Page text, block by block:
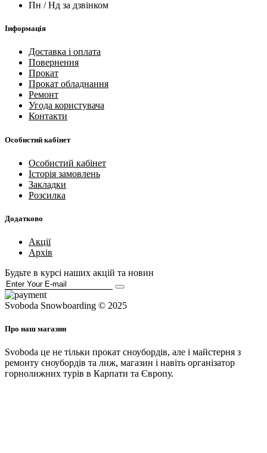
Пн / Нд за дзвінком
Інформація
Доставка і оплата
Повернення
Прокат
Прокат обладнання
Ремонт
Угода користувача
Контакти
Особистий кабінет
Особистий кабінет
Історія замовлень
Закладки
Розсилка
Додатково
Акції
Архів
Будьте в курсі наших акцій та новин
Svoboda Snowboarding © 2025
Про наш магазин
Svoboda це не тільки прокат сноубордів, але і майстерня з
ремонту сноубордів та лиж, магазин і навіть організатор
горнолижних турів в Карпати та Європу.